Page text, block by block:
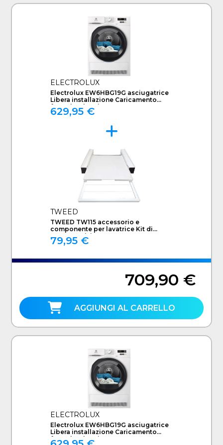
ELECTROLUX
Electrolux EW6HBG19G asciugatrice
Libera installazione Caricamento
frontale 9 kg Bianco
629,95 €
TWEED
TWEED TW115 accessorio e
componente per lavatrice Kit di
sovrapposizione
79,95 €
709,90 €
AGGIUNGI AL CARRELLO
ELECTROLUX
Electrolux EW6HBG19G asciugatrice
Libera installazione Caricamento
frontale 9 kg Bianco